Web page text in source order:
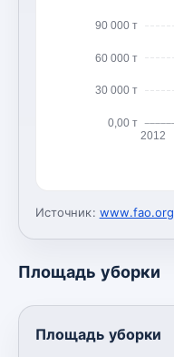
0,00 т
30 000 т
60 000 т
90 000 т
2012
Источник: www.fao.org
Площадь уборки
Площадь уборки